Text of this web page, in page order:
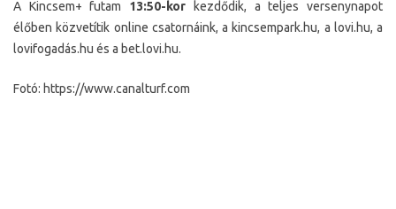
A Kincsem+ futam 13:50-kor
kezdődik, a teljes versenynapot
élőben közvetítik online csatornáink, a kincsempark.hu, a lovi.hu, a
lovifogadás.hu és a bet.lovi.hu.
Fotó: https://www.canalturf.com